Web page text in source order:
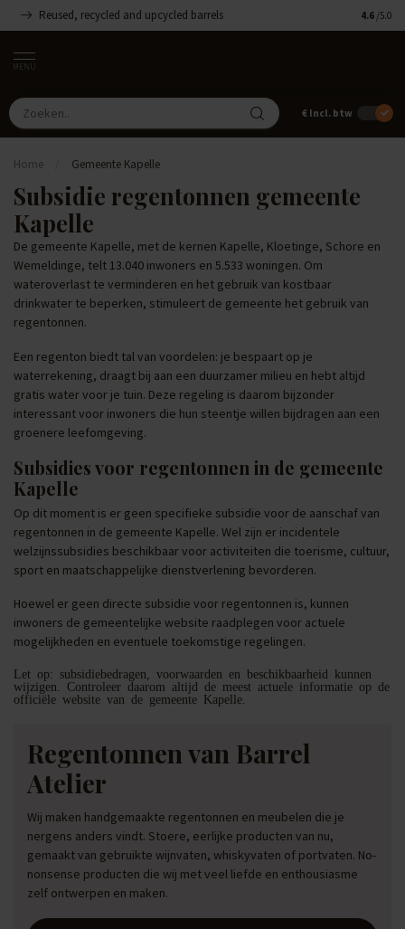
Reused, recycled and upcycled barrels 4.6 /5.0
MENU
€ Incl. btw
Home Gemeente Kapelle
Subsidie regentonnen gemeente
Kapelle
De gemeente Kapelle, met de kernen Kapelle, Kloetinge, Schore en
Wemeldinge, telt 13.040 inwoners en 5.533 woningen. Om
wateroverlast te verminderen en het gebruik van kostbaar
drinkwater te beperken, stimuleert de gemeente het gebruik van
regentonnen.
Een regenton biedt tal van voordelen: je bespaart op je
waterrekening, draagt bij aan een duurzamer milieu en hebt altijd
gratis water voor je tuin. Deze regeling is daarom bijzonder
interessant voor inwoners die hun steentje willen bijdragen aan een
groenere leefomgeving.
Subsidies voor regentonnen in de gemeente
Kapelle
Op dit moment is er geen specifieke subsidie voor de aanschaf van
regentonnen in de gemeente Kapelle. Wel zijn er incidentele
welzijnssubsidies beschikbaar voor activiteiten die toerisme, cultuur,
sport en maatschappelijke dienstverlening bevorderen.
Hoewel er geen directe subsidie voor regentonnen is, kunnen
inwoners de gemeentelijke website raadplegen voor actuele
mogelijkheden en eventuele toekomstige regelingen.
Let op: subsidiebedragen, voorwaarden en beschikbaarheid kunnen
wijzigen. Controleer daarom altijd de meest actuele informatie op de
officiële website van de gemeente Kapelle.
Regentonnen van Barrel
Atelier
Wij maken handgemaakte regentonnen en meubelen die je
nergens anders vindt. Stoere, eerlijke producten van nu,
gemaakt van gebruikte wijnvaten, whiskyvaten of portvaten. No-
nonsense producten die wij met veel liefde en enthousiasme
zelf ontwerpen en maken.